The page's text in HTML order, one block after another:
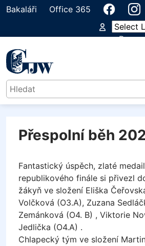
Bakaláři Office 365
Přespolní běh
Fantastický úspěch, zlaté
republikového finále si přivezl
žákyň ve složení Eliška
Volčková (O3.A), Zuzana
Zemánková (O4. B) , Viktorie
Jedlička (O4.A) .
Chlapecký tým ve složení